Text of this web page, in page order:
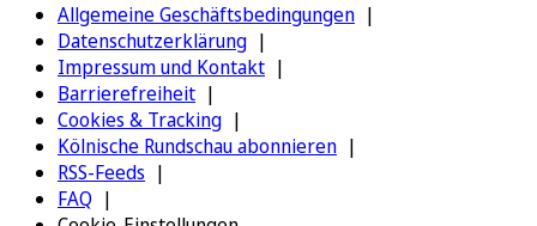
Allgemeine Geschäftsbedingungen
Datenschutzerklärung
Impressum und Kontakt
Barrierefreiheit
Cookies & Tracking
Kölnische Rundschau abonnieren
RSS-Feeds
FAQ